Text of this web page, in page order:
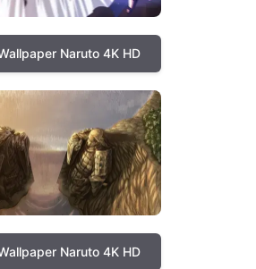
Naruto 4K HD
Naruto 4K HD